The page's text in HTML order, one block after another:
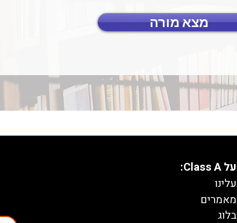
מצא מורה
על Class A:
עלינו
מאמרים
בלוג